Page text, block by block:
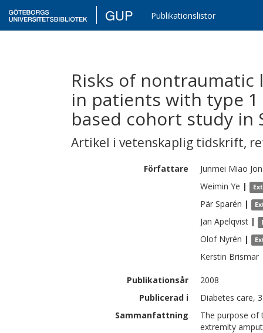
GUP Publikationslistor
Risks of
in patients with type
based cohort study in
Artikel i vetenskaplig tidskrift,
Författare Junmei Miao
Weimin Ye |
Pär Sparén |
Jan Apelqvist |
Olof Nyrén |
Kerstin Brismar
Publikationsår
2008
Publicerad i
Diabetes care,
Sammanfattning
The purpose of
extremity